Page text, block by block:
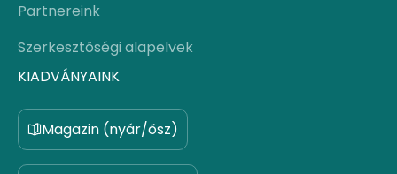
Partnereink
Szerkesztőségi alapelvek
KIADVÁNYAINK
Magazin (nyár/ősz)